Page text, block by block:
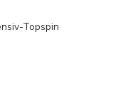
Topspin